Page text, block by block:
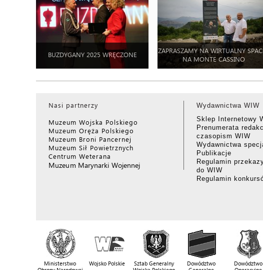
BUZDYGANY 2025 WRĘCZONE
ZAPRASZAMY NA WIRTUALNY
NA MONTE CASSINO
Nasi partnerzy
Muzeum Wojska Polskiego
Muzeum Oręża Polskiego
Muzeum Broni Pancernej
Muzeum Sił Powietrznych
Centrum Weterana
Muzeum Marynarki Wojennej
Wydawnictwa WIW
Sklep Internetowy
Prenumerata
czasopism WIW
Wydawnictwa
Publikacje
Regulamin
do WIW
Regulamin
Ministerstwo
Wojsko Polskie
Sztab Generalny
Dowództwo
Dowództwo